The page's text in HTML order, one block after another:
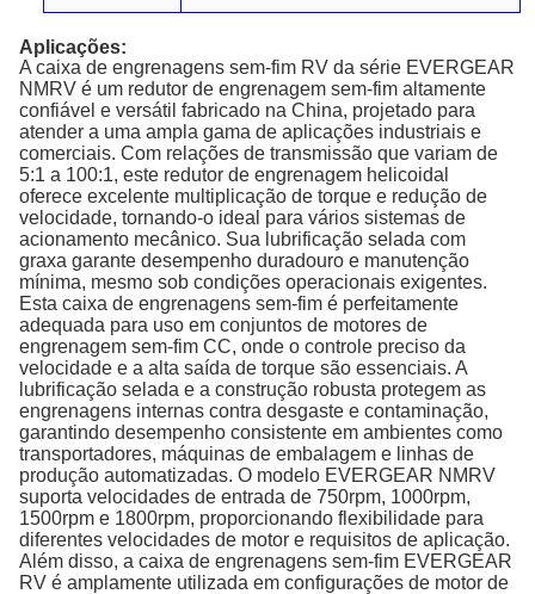
Aplicações:
A caixa de engrenagens sem-fim RV da série EVERGEAR
NMRV é um redutor de engrenagem sem-fim altamente
confiável e versátil fabricado na China, projetado para
atender a uma ampla gama de aplicações industriais e
comerciais. Com relações de transmissão que variam de
5:1 a 100:1, este redutor de engrenagem helicoidal
oferece excelente multiplicação de torque e redução de
velocidade, tornando-o ideal para vários sistemas de
acionamento mecânico. Sua lubrificação selada com
graxa garante desempenho duradouro e manutenção
mínima, mesmo sob condições operacionais exigentes.
Esta caixa de engrenagens sem-fim é perfeitamente
adequada para uso em conjuntos de motores de
engrenagem sem-fim CC, onde o controle preciso da
velocidade e a alta saída de torque são essenciais. A
lubrificação selada e a construção robusta protegem as
engrenagens internas contra desgaste e contaminação,
garantindo desempenho consistente em ambientes como
transportadores, máquinas de embalagem e linhas de
produção automatizadas. O modelo EVERGEAR NMRV
suporta velocidades de entrada de 750rpm, 1000rpm,
1500rpm e 1800rpm, proporcionando flexibilidade para
diferentes velocidades de motor e requisitos de aplicação.
Além disso, a caixa de engrenagens sem-fim EVERGEAR
RV é amplamente utilizada em configurações de motor de